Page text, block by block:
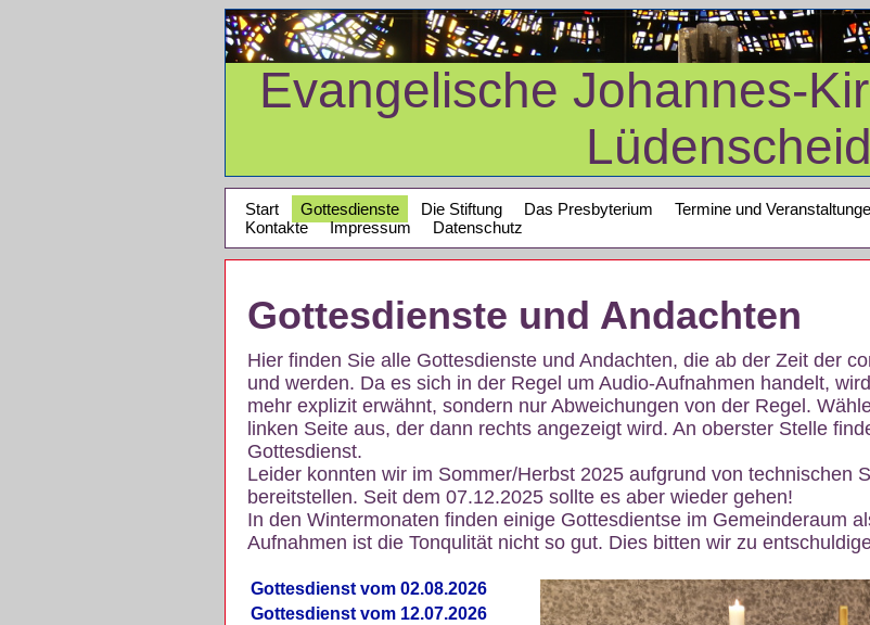
Evangelische Johannes-
Lüdenscheid
Start Gottesdienste Die Stiftung Das Presbyterium Termine und
Kontakte
Impressum Datenschutz
Gottesdienste und Andachten
Hier finden Sie alle Gottesdienste und Andachten, die ab der Zeit der
und werden. Da es sich in der Regel um Audio-Aufnahmen handelt,
mehr explizit erwähnt, sondern nur Abweichungen von der Regel.
linken Seite aus, der dann rechts angezeigt wird. An oberster Stelle
Gottesdienst.
Leider konnten wir im Sommer/Herbst 2025 aufgrund von technischen
bereitstellen. Seit dem 07.12.2025 sollte es aber wieder gehen!
In den Wintermonaten finden einige Gottesdientse im Gemeinderaum
Aufnahmen ist die Tonqulität nicht so gut. Dies bitten wir zu
Gottesdienst vom 02.08.2026
Gottesdienst vom 12.07.2026